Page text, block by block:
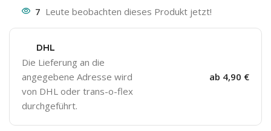
7 Leute beobachten dieses Produkt jetzt!
DHL
Die Lieferung an die
angegebene Adresse wird
von DHL oder trans-o-flex
durchgeführt.
ab 4,90 €